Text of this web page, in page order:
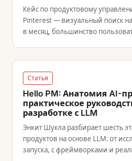
Кейс по продуктовому
Pinterest — визуальный поиск
в месяц, большинство
Статья
Hello PM: Анатомия AI-
практическое
разработке с LLM
Энкит Шукла разбирает шесть
продуктов на основе LLM: от
запуска, с фреймворками и